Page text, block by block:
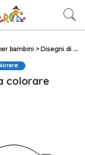
bambini > Disegni di Animali da colorare
colorare